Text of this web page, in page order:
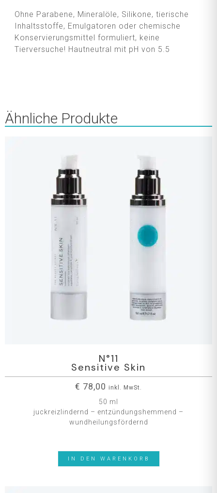
Ohne Parabene, Mineralöle, Silikone, tierische
Inhaltsstoffe, Emulgatoren oder chemische
Konservierungsmittel formuliert, keine
Tierversuche! Hautneutral mit pH von 5.5
Ähnliche Produkte
N°11
Sensitive Skin
€ 78,00 inkl. MwSt.
50 ml
juckreizlindernd – entzündungshemmend –
wundheilungsfördernd
IN DEN WARENKORB